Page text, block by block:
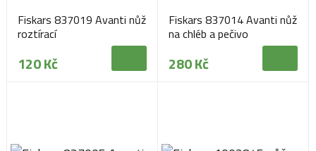
Fiskars 837019 Avanti nůž
roztírací
120 Kč
Fiskars 837014 Avanti nůž
na chléb a pečivo
280 Kč